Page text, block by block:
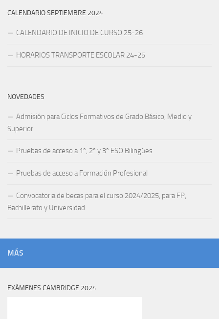
CALENDARIO SEPTIEMBRE 2024
CALENDARIO DE INICIO DE CURSO 25-26
HORARIOS TRANSPORTE ESCOLAR 24-25
NOVEDADES
Admisión para Ciclos Formativos de Grado Básico, Medio y
Superior
Pruebas de acceso a 1º, 2º y 3º ESO Bilingües
Pruebas de acceso a Formación Profesional
Convocatoria de becas para el curso 2024/2025, para FP,
Bachillerato y Universidad
MÁS
EXÁMENES CAMBRIDGE 2024